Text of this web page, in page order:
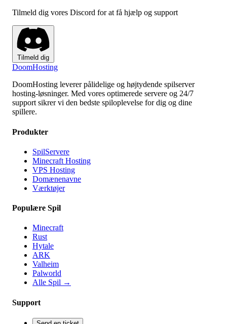
Tilmeld dig vores Discord for at få hjælp og support
Tilmeld dig
DoomHosting
DoomHosting leverer pålidelige og højtydende spilserver
hosting-løsninger. Med vores optimerede servere og 24/7
support sikrer vi den bedste spiloplevelse for dig og dine
spillere.
Produkter
SpilServere
Minecraft Hosting
VPS Hosting
Domænenavne
Værktøjer
Populære Spil
Minecraft
Rust
Hytale
ARK
Valheim
Palworld
Alle Spil →
Support